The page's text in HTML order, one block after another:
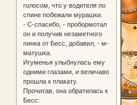
голосом, что у водителя по
спине побежали мурашки.
- С-спасибо, - пробормотал
он и получив незаметного
пинка от Бесс, добавил, - м-
матушка.
Игуменья улыбнулась ему
одними глазами, и величаво
прошла к плакату.
Прочитав, она обратилась к
Бесс: